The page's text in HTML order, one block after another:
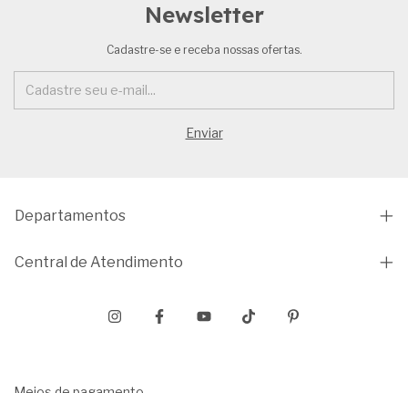
Newsletter
Cadastre-se e receba nossas ofertas.
Departamentos
Central de Atendimento